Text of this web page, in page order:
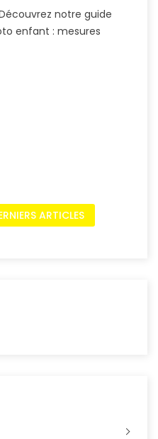
notre guide
enfant : mesures
ARTICLES